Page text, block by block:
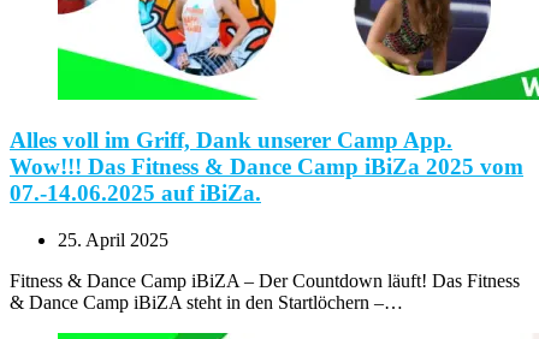
Alles voll im Griff, Dank unserer Camp App.
Wow!!! Das Fitness & Dance Camp iBiZa 2025 vom
07.-14.06.2025 auf iBiZa.
25. April 2025
Fitness & Dance Camp iBiZA – Der Countdown läuft! Das Fitness
& Dance Camp iBiZA steht in den Startlöchern –…